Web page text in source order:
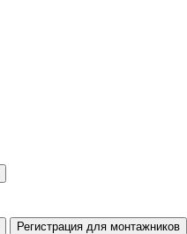
Регистрация для монтажников